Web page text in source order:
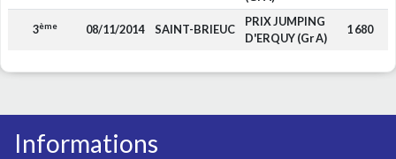
3ème 08/11/2014 SAINT-BRIEUC
PRIX JUMPING
D'ERQUY (Gr A)
1 680
Informations